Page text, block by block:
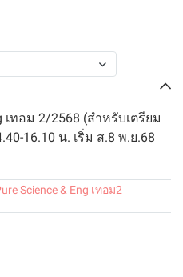
เทอม 2/2568 (สำหรับเตรียม
16.10 น. เริ่ม ส.8 พ.ย.68
Science & Eng เทอม2